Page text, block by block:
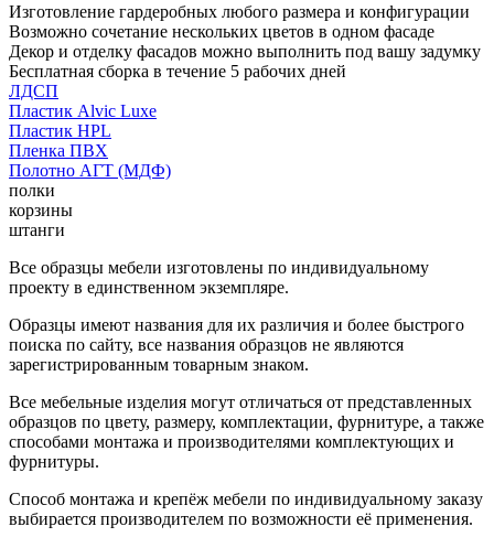
Изготовление гардеробных любого размера и конфигурации
Возможно сочетание нескольких цветов в одном фасаде
Декор и отделку фасадов можно выполнить под вашу задумку
Бесплатная сборка в течение 5 рабочих дней
ЛДСП
Пластик Alvic Luxe
Пластик HPL
Пленка ПВХ
Полотно АГТ (МДФ)
полки
корзины
штанги
Все образцы мебели изготовлены по индивидуальному
проекту в единственном экземпляре.
Образцы имеют названия для их различия и более быстрого
поиска по сайту, все названия образцов не являются
зарегистрированным товарным знаком.
Все мебельные изделия могут отличаться от представленных
образцов по цвету, размеру, комплектации, фурнитуре, а также
способами монтажа и производителями комплектующих и
фурнитуры.
Способ монтажа и крепёж мебели по индивидуальному заказу
выбирается производителем по возможности её применения.